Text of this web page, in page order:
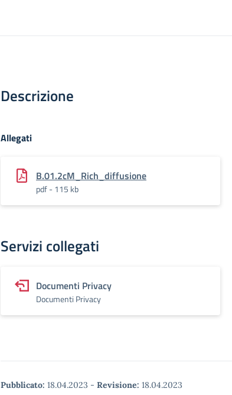
Descrizione
Allegati
B.01.2cM_Rich_diffusione
pdf - 115 kb
Servizi collegati
Documenti Privacy
Documenti Privacy
Pubblicato: 18.04.2023 - Revisione: 18.04.2023